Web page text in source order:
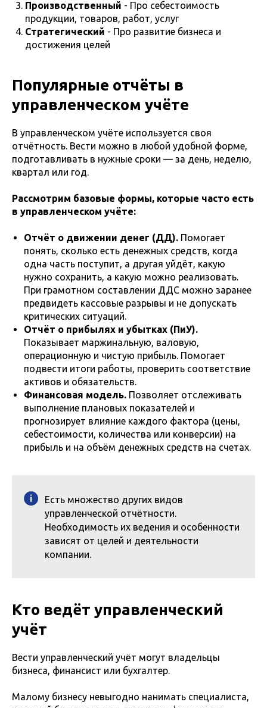
Производственный - Про себестоимость
продукции, товаров, работ, услуг
Стратегический - Про развитие бизнеса и
достижения целей
Популярные отчёты в
управленческом учёте
В управленческом учёте используется своя
отчётность. Вести можно в любой удобной форме,
подготавливать в нужные сроки — за день, неделю,
квартал или год.
Рассмотрим базовые формы, которые часто есть
в управленческом учёте:
Отчёт о движении денег (ДД). Помогает
понять, сколько есть денежных средств, когда
одна часть поступит, а другая уйдёт, какую
нужно сохранить, а какую можно реализовать.
При грамотном составлении ДДС можно заранее
предвидеть кассовые разрывы и не допускать
критических ситуаций.
Отчёт о прибылях и убытках (ПиУ).
Показывает маржинальную, валовую,
операционную и чистую прибыль. Помогает
подвести итоги работы, проверить соответствие
активов и обязательств.
Финансовая модель. Позволяет отслеживать
выполнение плановых показателей и
прогнозирует влияние каждого фактора (цены,
себестоимости, количества или конверсии) на
прибыль и на объём денежных средств на счетах.
Есть множество других видов
управленческой отчётности.
Необходимость их ведения и особенности
зависят от целей и деятельности
компании.
Кто ведёт управленческий
учёт
Вести управленческий учёт могут владельцы
бизнеса, финансист или бухгалтер.
Малому бизнесу невыгодно нанимать специалиста,